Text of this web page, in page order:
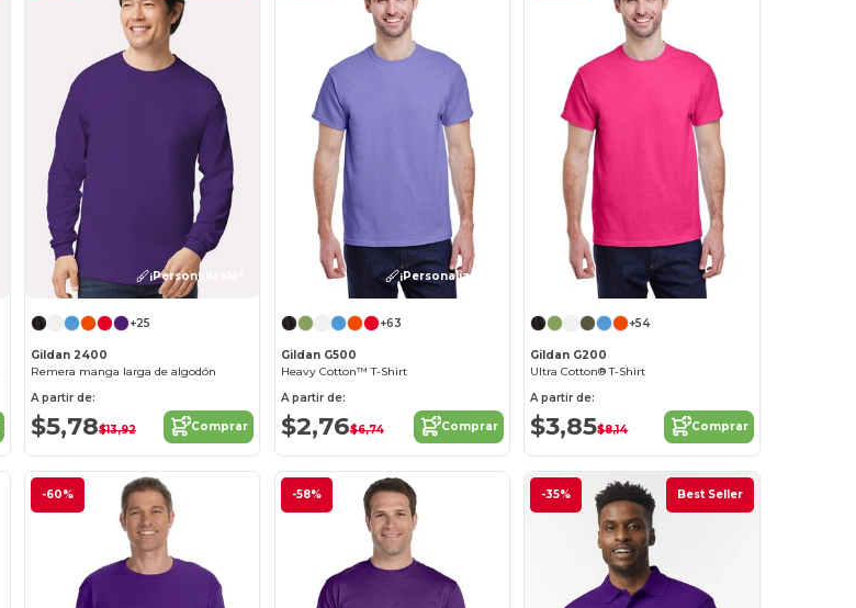
¡Personalízalo!
+25
Gildan 2400
Remera manga larga de algodón
A partir de:
$5,78$13,92 Comprar
¡Personalízalo!
+63
Gildan G500
Heavy Cotton™ T-Shirt
A partir de:
$2,76$6,74 Comprar
+54
Gildan G200
Ultra Cotton® T-Shirt
A partir de:
$3,85$8,14 Comprar
-60% -58% -35% Best Seller